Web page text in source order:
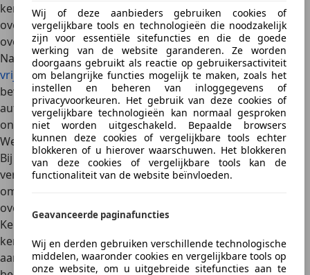
Wij of deze aanbieders gebruiken cookies of
vergelijkbare tools en technologieën die noodzakelijk
zijn voor essentiële sitefuncties en die de goede
werking van de website garanderen. Ze worden
doorgaans gebruikt als reactie op gebruikersactiviteit
om belangrijke functies mogelijk te maken, zoals het
instellen en beheren van inloggegevens of
privacyvoorkeuren. Het gebruik van deze cookies of
vergelijkbare technologieën kan normaal gesproken
niet worden uitgeschakeld. Bepaalde browsers
kunnen deze cookies of vergelijkbare tools echter
blokkeren of u hierover waarschuwen. Het blokkeren
van deze cookies of vergelijkbare tools kan de
functionaliteit van de website beïnvloeden.
Geavanceerde paginafuncties
Wij en derden gebruiken verschillende technologische
middelen, waaronder cookies en vergelijkbare tools op
onze website, om u uitgebreide sitefuncties aan te
kentekenbewijs geef je het tenaamstellingsbewijs en
overschrijvingsbewijs. De koper regelt daarna de
overschrijving.
Na de overschrijving krijg jij als verkoper het
vrijwaringsbewijsvan de koper. Bewaar dit goed. Dit is het
bewijs dat de auto niet meer op jouw naam staat. Geef de
auto pas mee nadat je het vrijwaringsbewijs hebt
ontvangen.
Welke documenten overhandig je aan de koper?
Bij de verkoop van je auto aan een particulier zijn er
verschillende papieren en documentendie je nodig hebt
om
overzicht van de belangrijkste papieren:
Kentekenbewijs:
Het kentekenbewijs
kentekencard, is het officiële document waarmee je
aantoont dat jij de eigenaar bent van de auto. Het bevat